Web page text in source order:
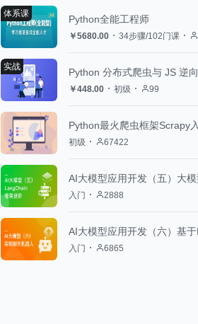
体系课 Python全能工程师
￥5680.00 34步骤/102门课
实战
￥448.00 初级 99
初级 67422
入门 2888
入门 6865